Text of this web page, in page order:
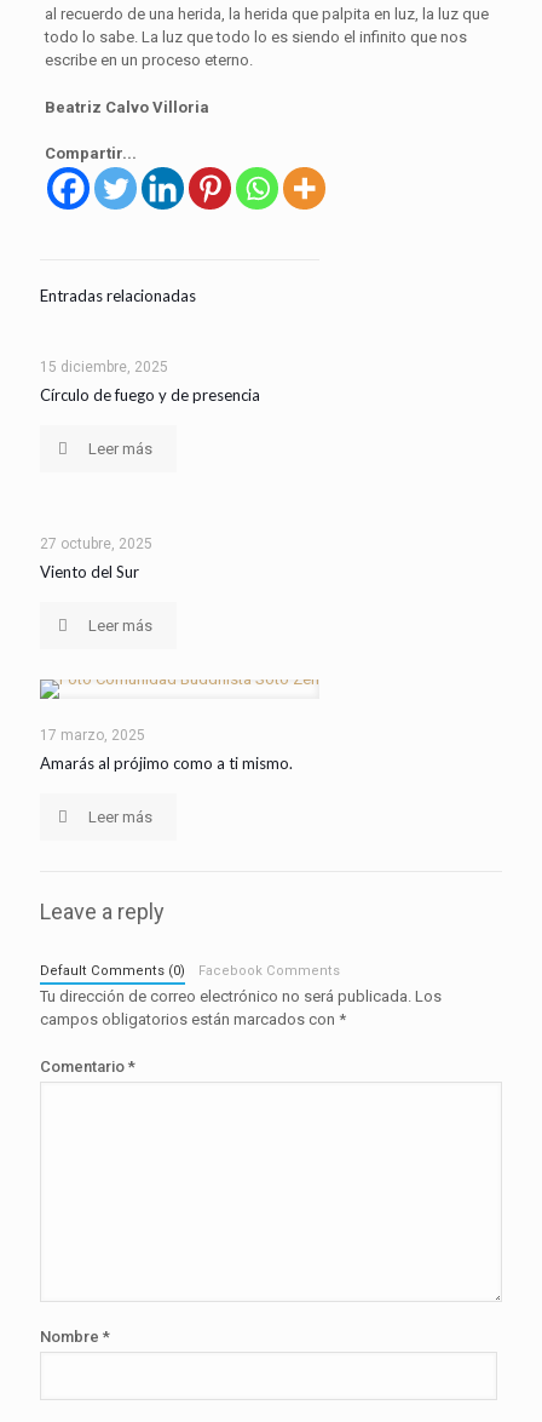
al recuerdo de una herida, la herida que palpita en luz, la luz que
todo lo sabe. La luz que todo lo es siendo el infinito que nos
escribe en un proceso eterno.
Beatriz Calvo Villoria
Compartir...
Entradas relacionadas
15 diciembre, 2025
Círculo de fuego y de presencia
Leer más
27 octubre, 2025
Viento del Sur
Leer más
17 marzo, 2025
Amarás al prójimo como a ti mismo.
Leer más
Leave a reply
Default Comments (0) Facebook Comments
Tu dirección de correo electrónico no será publicada. Los
campos obligatorios están marcados con *
Comentario *
Nombre *